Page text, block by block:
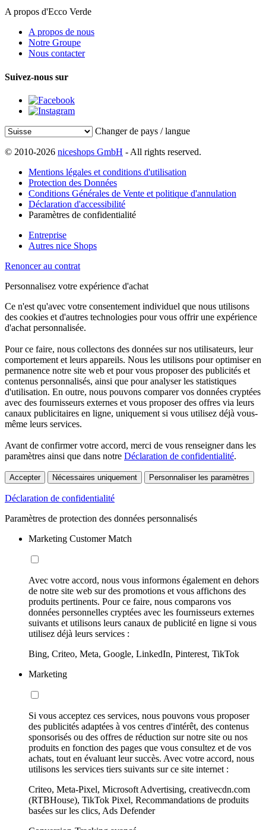
A propos d'Ecco Verde
A propos de nous
Notre Groupe
Nous contacter
Suivez-nous sur
Changer de pays / langue
© 2010-2026 niceshops GmbH - All rights reserved.
Mentions légales et conditions d'utilisation
Protection des Données
Conditions Générales de Vente et politique d'annulation
Déclaration d'accessibilité
Paramètres de confidentialité
Entreprise
Autres nice Shops
Renoncer au contrat
Personnalisez votre expérience d'achat
Ce n'est qu'avec votre consentement individuel que nous utilisons
des cookies et d'autres technologies pour vous offrir une expérience
d'achat personnalisée.
Pour ce faire, nous collectons des données sur nos utilisateurs, leur
comportement et leurs appareils. Nous les utilisons pour optimiser en
permanence notre site web et pour vous proposer des publicités et
contenus personnalisés, ainsi que pour analyser les statistiques
d'utilisation. En outre, nous pouvons comparer vos données cryptées
avec des fournisseurs externes et vous proposer des offres via leurs
canaux publicitaires en ligne, uniquement si vous utilisez déjà vous-
même leurs services.
Avant de confirmer votre accord, merci de vous renseigner dans les
paramètres ainsi que dans notre Déclaration de confidentialité.
Accepter Nécessaires uniquement Personnaliser les paramètres
Déclaration de confidentialité
Paramètres de protection des données personnalisés
Marketing Customer Match
Avec votre accord, nous vous informons également en dehors
de notre site web sur des promotions et vous affichons des
produits pertinents. Pour ce faire, nous comparons vos
données personnelles cryptées avec les fournisseurs externes
suivants et utilisons leurs canaux de publicité en ligne si vous
utilisez déjà leurs services :
Bing, Criteo, Meta, Google, LinkedIn, Pinterest, TikTok
Marketing
Si vous acceptez ces services, nous pouvons vous proposer
des publicités adaptées à vos centres d'intérêt, des contenus
sponsorisés ou des offres de réduction sur notre site ou nos
produits en fonction des pages que vous consultez et de vos
achats, tout en évaluant leur succès. Avec votre accord, nous
utilisons les services tiers suivants sur ce site internet :
Criteo, Meta-Pixel, Microsoft Advertising, creativecdn.com
(RTBHouse), TikTok Pixel, Recommandations de produits
basées sur les clics, Ads Defender